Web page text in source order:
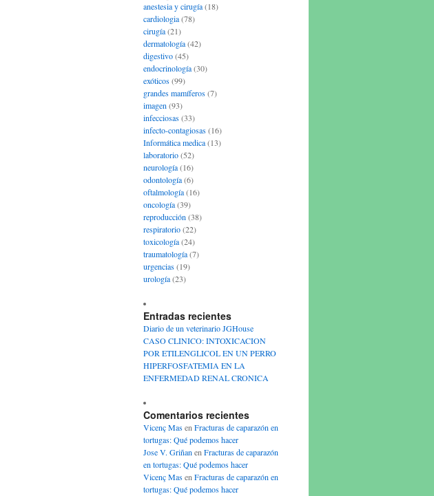
anestesia y cirugía(18)
cardiologia(78)
cirugía(21)
dermatología(42)
digestivo(45)
endocrinología(30)
exóticos(99)
grandes mamíferos(7)
imagen (93)
infecciosas(33)
infecto-contagiosas(16)
Informática medica(13)
laboratorio(52)
neurología(16)
odontología(6)
oftalmología(16)
oncología(39)
reproducción (38)
respiratorio(22)
toxicología(24)
traumatología(7)
urgencias(19)
urología(23)
Entradas recientes
Diario de un veterinario JGHouse
CASO CLINICO: INTOXICACION
POR ETILENGLICOL EN UN PERRO
HIPERFOSFATEMIA EN LA
ENFERMEDAD RENAL CRONICA
Comentarios recientes
Vicenç Masen Fracturas de caparazón en
tortugas: Qué podemos hacer
Jose V. Griñan en Fracturas de caparazón
en tortugas: Qué podemos hacer
Vicenç Masen Fracturas de caparazón en
tortugas: Qué podemos hacer